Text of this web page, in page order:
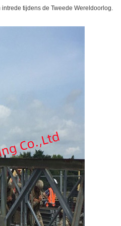
tijdens de Tweede Wereldoorlog.